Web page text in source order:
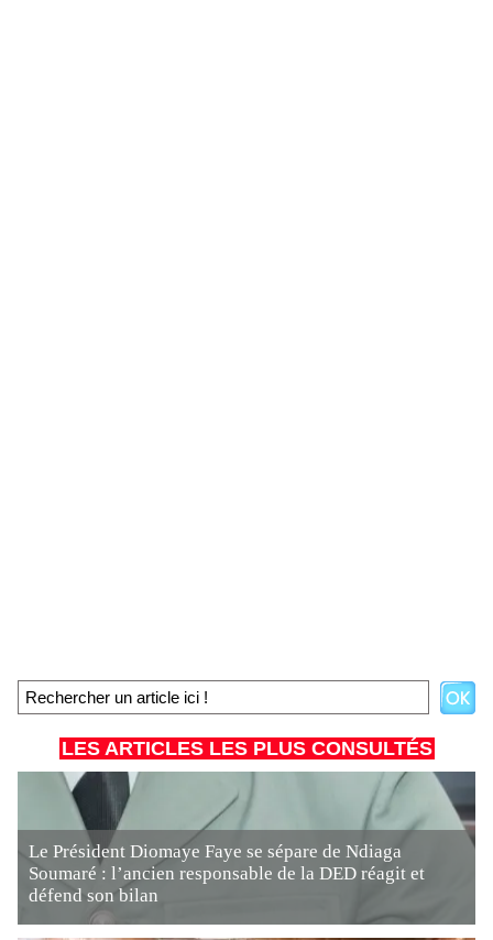
LES ARTICLES LES PLUS CONSULTÉS
Le Président Diomaye Faye se sépare de Ndiaga
Soumaré : l’ancien responsable de la DED réagit et
défend son bilan